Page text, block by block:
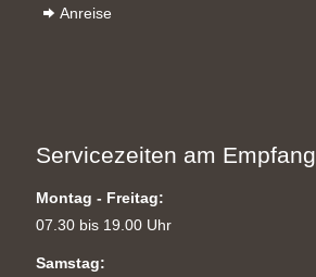
Anreise
Servicezeiten am Empfang
Montag - Freitag:
07.30 bis 19.00 Uhr
Samstag: